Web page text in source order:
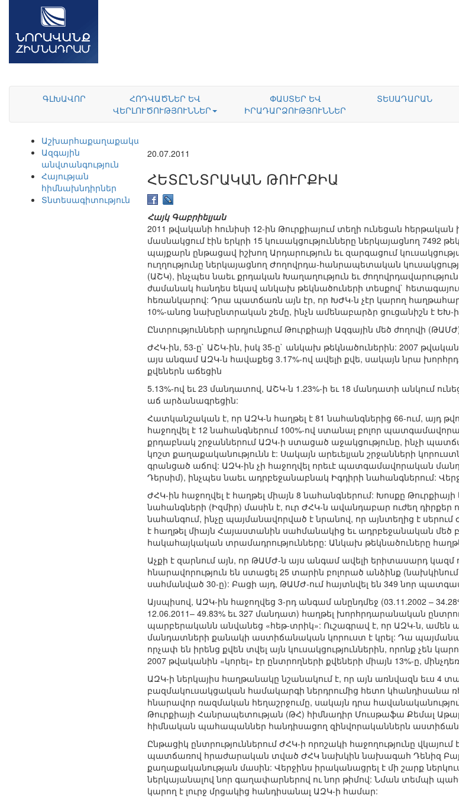
ԳԼԽԱՎՈՐ
ՀՈԴՎԱԾՆԵՐ ԵՎ
ՎԵՐԼՈՒԾՈՒԹՅՈՒՆՆԵՐ
ՓԱՍՏԵՐ ԵՎ
ԻՐԱԴԱՐՁՈՒԹՅՈՒՆՆԵՐ
ՏԵՍԱԴԱՐԱՆ
Աշխարհաքաղաքականություն
Ազգային
անվտանգություն
Հայության
հիմնախնդիրներ
Տնտեսագիտություն
20.07.2011
ՀԵՏԸՆՏՐԱԿԱՆ ԹՈՒՐՔԻԱ
Հայկ Գաբրիելյան
2011 թվականի հունիսի 12-ին Թուրքիայում տեղի ունեցան
մասնակցում էին երկրի 15 կուսակցությունները ներկայացնող 7492
պայքարն ընթացավ իշխող Արդարություն եւ զարգացում
ուղղությունը ներկայացնող Ժողովրդա-հանրապետական
(ԱՇԿ), ինչպես նաեւ քրդական Խաղաղություն եւ
ժամանակ հանդես եկավ անկախ թեկնածուների տեսքով`
հեռանկարով: Դրա պատճառն այն էր, որ ԽԺԿ-ն չէր կարող
10%-անոց նախընտրական շեմը, ինչն ամենաբարձր ցուցանիշն է ԵԽ-
Ընտրությունների արդյունքում Թուրքիայի Ազգային մեծ ժողովի
ԺՀԿ-ին, 53-ը` ԱՇԿ-ին, իսկ 35-ը` անկախ թեկնածուներին: 2007
այս անգամ ԱԶԿ-ն հավաքեց 3.17%-ով ավելի քվե, սակայն նրա
քվեներն աճեցին
5.13%-ով եւ 23 մանդատով, ԱՇԿ-ն 1.23%-ի եւ 18 մանդատի անկում
աճ արձանագրեցին:
Հատկանշական է, որ ԱԶԿ-ն հաղթել է 81 նահանգներից 66-ում, այդ
հաջողվել է 12 նահանգներում 100%-ով ստանալ բոլոր
քրդաբնակ շրջաններում ԱԶԿ-ի ստացած աջակցությունը, ինչի
կոշտ քաղաքականությունն է: Սակայն արեւելյան շրջանների
գրանցած աճով: ԱԶԿ-ին չի հաջողվել որեւէ պատգամավորական
Դերսիմ), ինչպես նաեւ ադրբեջանաբնակ Իգդիրի նահանգներում:
ԺՀԿ-ին հաջողվել է հաղթել միայն 8 նահանգներում: Խոսքը
նահանգների (Իզմիր) մասին է, ուր ԺՀԿ-ն ավանդաբար ուժեղ դիրքեր
նահանգում, ինչը պայմանավորված է նրանով, որ այնտեղից է
է հաղթել միայն Հայաստանին սահմանակից եւ ադրբեջանական մեծ
հակահայկական տրամադրությունները: Անկախ թեկնածուները
Աչքի է զարնում այն, որ ԹԱՄԺ-ն այս անգամ ավելի երիտասարդ
հնարավորություն են ստացել 25 տարին բոլորած անձինք
սահմանված 30-ը): Բացի այդ, ԹԱՄԺ-ում հայտնվել են 349 նոր
Այսպիսով, ԱԶԿ-ին հաջողվեց 3-րդ անգամ անընդմեջ (03.11.2002 –
12.06.2011– 49.83% եւ 327 մանդատ) հաղթել խորհրդարանական
պարբերականն անվանեց «հեթ-տրիկ»: Ուշագրավ է, որ ԱԶԿ-ն, ամեն
մանդատների քանակի աստիճանական կորուստ է կրել: Դա
որչափ են իրենց քվեն տվել այն կուսակցություններին, որոնք չեն
2007 թվականին «կորել» էր ընտրողների քվեների միայն 13%-ը,
ԱԶԿ-ի ներկայիս հաղթանակը նշանակում է, որ այն առնվազն եւս 4
բազմակուսակցական համակարգի ներդրումից հետո կհանդիսանա
հնարավոր ռազմական հեղաշրջումը, սակայն դրա
Թուրքիայի Հանրապետության (ԹՀ) հիմնադիր Մուսթաֆա Քեմալ
հիմնական պահապաններ հանդիսացող զինվորականներն
Ընթացիկ ընտրություններում ԺՀԿ-ի որոշակի հաջողությունը
պատճառով հրաժարական տված ԺՀԿ նախկին նախագահ Դենիզ
քաղաքականության մասին: Վերջինս իրականացրել է մի շարք
ներկայանալով նոր գաղափարներով ու նոր թիմով: Նման տեմպի
կարող է լուրջ մրցակից հանդիսանալ ԱԶԿ-ի համար: